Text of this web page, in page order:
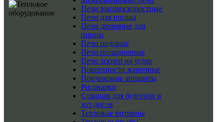
Печи высокоскоростные
Печи для пиццы
Печи дровяные для
пиццы
Печи подовые
Печи ротационные
Печи хоспер на углях
Поверхности жарочные
Пончиковые аппараты
Рисоварки
Станции для бургеров и
хот-догов
Тепловые витрины